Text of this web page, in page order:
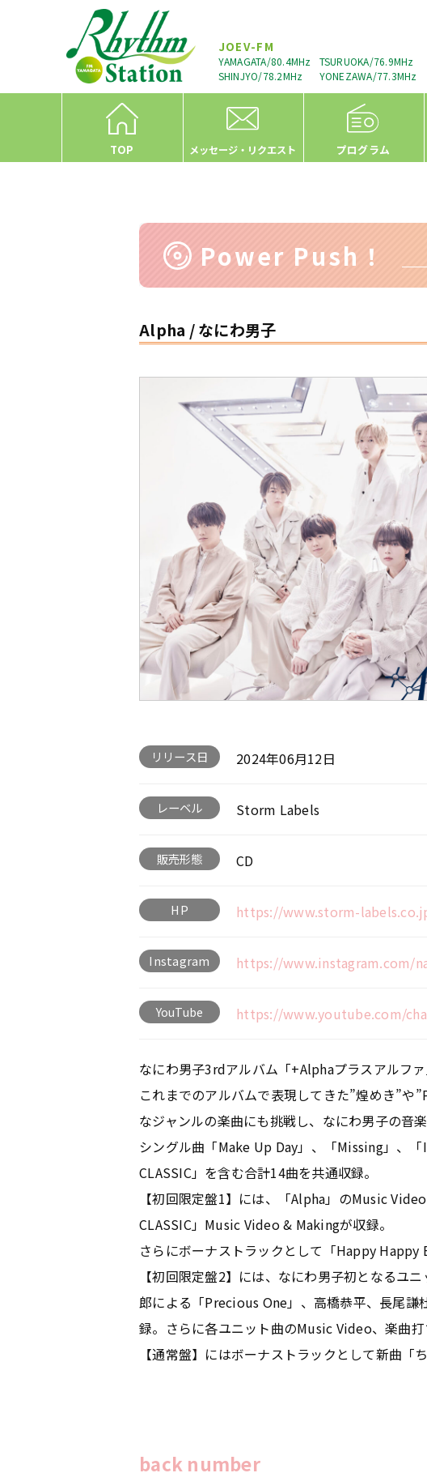
JOEV-FM
YAMAGATA/80.4MHz
TSURUOKA/76.9MHz
SHINJYO/78.2MHz
YONEZAWA/77.3MHz
TOP メッセージ・リクエスト プログラム
Power Push！
Alpha / なにわ男子
リリース日 2024年06月12日
レーベル Storm Labels
販売形態 CD
HP https://www.storm-
Instagram https://www.instagram.com/
YouTube https://www.youtube.com/
なにわ男子3rdアルバム「+Alphaプラスアルファ
これまでのアルバムで表現してきた”煌めき”や
なジャンルの楽曲にも挑戦し、なにわ男子の音
シングル曲「Make Up Day」、「Missing」、
CLASSIC」を含む合計14曲を共通収録。
【初回限定盤1】には、「Alpha」のMusic
CLASSIC」Music Video & Makingが収録。
さらにボーナストラックとして「Happy Happy
【初回限定盤2】には、なにわ男子初となるユ
郎による「Precious One」、高橋恭平、長尾謙
録。さらに各ユニット曲のMusic Video、楽曲
【通常盤】にはボーナストラックとして新曲「
back number